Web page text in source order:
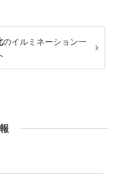
のイルミネーション一